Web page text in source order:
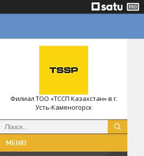
Филиал ТОО «ТССП Казахстан» в г.
Усть-Каменогорск